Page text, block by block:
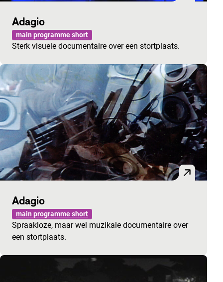
Adagio
main programme short
Sterk visuele documentaire over een stortplaats.
Adagio
main programme short
Spraakloze, maar wel muzikale documentaire over
een stortplaats.